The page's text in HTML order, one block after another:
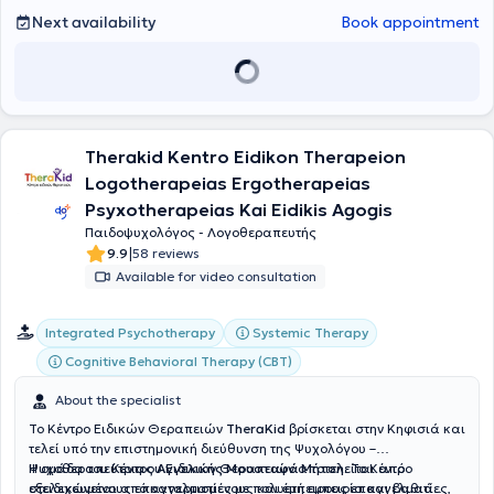
Next availability Book appointment
Therakid Kentro Eidikon Therapeion
Logotherapeias Ergotherapeias
Psyxotherapeias Kai Eidikis Agogis
Παιδοψυχολόγος - Λογοθεραπευτής
9.9|58 reviews
Available for video consultation
Integrated Psychotherapy
Systemic Therapy
Cognitive Behavioral Therapy (CBT)
About the specialist
Το Κέντρο Ειδικών Θεραπειών TheraKid βρίσκεται στην Κηφισιά και
τελεί υπό την επιστημονική διεύθυνση της Ψυχολόγου –
ΨυχοθεραπεύτριαςΑγγελικής Μουσταφά Μήτση. Το Κέντρο
στελεχώνεται από καταρτισμένους και έμπειρους επαγγελματίες,
Η ομάδα του Κέντρου Ειδικών Θεραπειών αποτελείται από
εξειδικευμένους επαγγελματίες με πολυετή εμπειρία και βαθιά